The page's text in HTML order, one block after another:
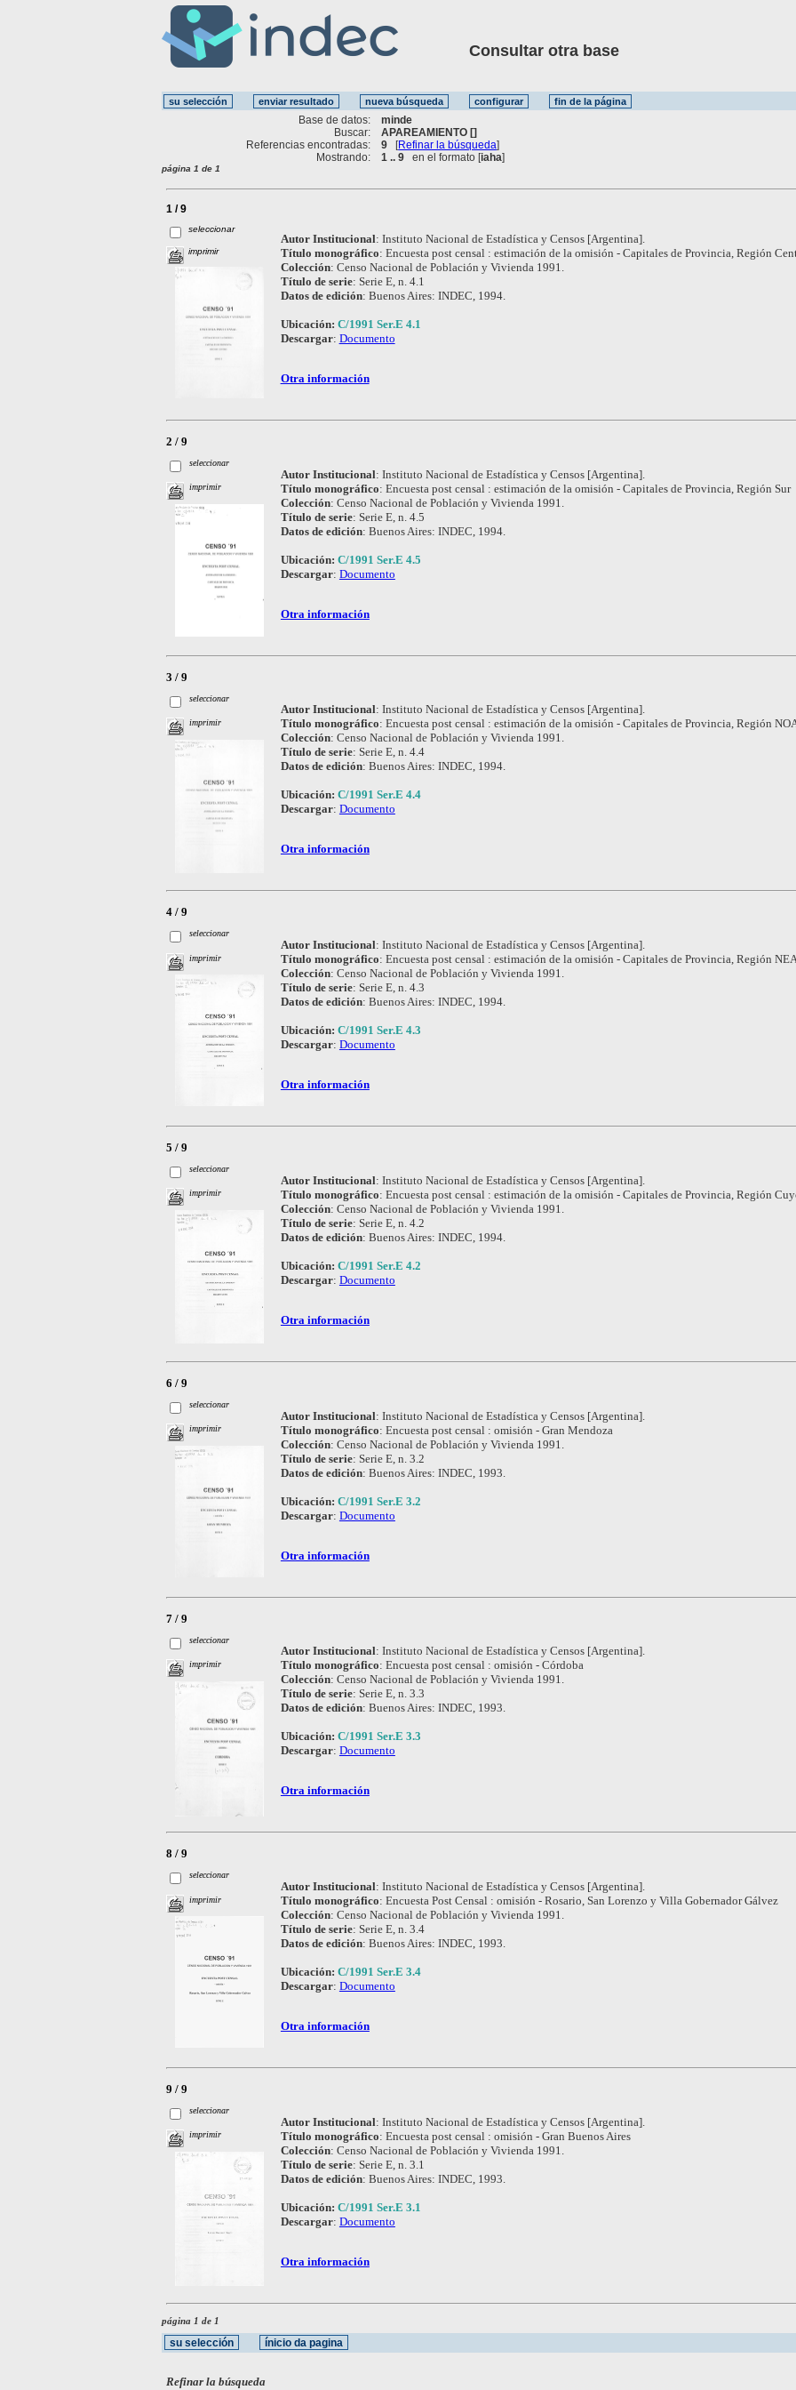
Consultar otra base
Base de datos:
minde
Buscar:
APAREAMIENTO []
Referencias encontradas:
9 [Refinar la búsqueda]
Mostrando:
1 .. 9 en el formato [iaha]
página 1 de 1
1 / 9
seleccionar
imprimir
Autor Institucional: Instituto Nacional de Estadística y Censos [Argentina].
Título monográfico: Encuesta post censal : estimación de la omisión - Capitales de Provincia, Región
Colección: Censo Nacional de Población y Vivienda 1991.
Título de serie: Serie E, n. 4.1
Datos de edición: Buenos Aires: INDEC, 1994.
Ubicación: C/1991 Ser.E 4.1
Descargar: Documento
Otra información
2 / 9
seleccionar
imprimir
Autor Institucional: Instituto Nacional de Estadística y Censos [Argentina].
Título monográfico: Encuesta post censal : estimación de la omisión - Capitales de Provincia, Región Sur
Colección: Censo Nacional de Población y Vivienda 1991.
Título de serie: Serie E, n. 4.5
Datos de edición: Buenos Aires: INDEC, 1994.
Ubicación: C/1991 Ser.E 4.5
Descargar: Documento
Otra información
3 / 9
seleccionar
imprimir
Autor Institucional: Instituto Nacional de Estadística y Censos [Argentina].
Título monográfico: Encuesta post censal : estimación de la omisión - Capitales de Provincia, Región
Colección: Censo Nacional de Población y Vivienda 1991.
Título de serie: Serie E, n. 4.4
Datos de edición: Buenos Aires: INDEC, 1994.
Ubicación: C/1991 Ser.E 4.4
Descargar: Documento
Otra información
4 / 9
seleccionar
imprimir
Autor Institucional: Instituto Nacional de Estadística y Censos [Argentina].
Título monográfico: Encuesta post censal : estimación de la omisión - Capitales de Provincia, Región
Colección: Censo Nacional de Población y Vivienda 1991.
Título de serie: Serie E, n. 4.3
Datos de edición: Buenos Aires: INDEC, 1994.
Ubicación: C/1991 Ser.E 4.3
Descargar: Documento
Otra información
5 / 9
seleccionar
imprimir
Autor Institucional: Instituto Nacional de Estadística y Censos [Argentina].
Título monográfico: Encuesta post censal : estimación de la omisión - Capitales de Provincia, Región
Colección: Censo Nacional de Población y Vivienda 1991.
Título de serie: Serie E, n. 4.2
Datos de edición: Buenos Aires: INDEC, 1994.
Ubicación: C/1991 Ser.E 4.2
Descargar: Documento
Otra información
6 / 9
seleccionar
imprimir
Autor Institucional: Instituto Nacional de Estadística y Censos [Argentina].
Título monográfico: Encuesta post censal : omisión - Gran Mendoza
Colección: Censo Nacional de Población y Vivienda 1991.
Título de serie: Serie E, n. 3.2
Datos de edición: Buenos Aires: INDEC, 1993.
Ubicación: C/1991 Ser.E 3.2
Descargar: Documento
Otra información
7 / 9
seleccionar
imprimir
Autor Institucional: Instituto Nacional de Estadística y Censos [Argentina].
Título monográfico: Encuesta post censal : omisión - Córdoba
Colección: Censo Nacional de Población y Vivienda 1991.
Título de serie: Serie E, n. 3.3
Datos de edición: Buenos Aires: INDEC, 1993.
Ubicación: C/1991 Ser.E 3.3
Descargar: Documento
Otra información
8 / 9
seleccionar
imprimir
Autor Institucional: Instituto Nacional de Estadística y Censos [Argentina].
Título monográfico: Encuesta Post Censal : omisión - Rosario, San Lorenzo y Villa Gobernador Gálvez
Colección: Censo Nacional de Población y Vivienda 1991.
Título de serie: Serie E, n. 3.4
Datos de edición: Buenos Aires: INDEC, 1993.
Ubicación: C/1991 Ser.E 3.4
Descargar: Documento
Otra información
9 / 9
seleccionar
imprimir
Autor Institucional: Instituto Nacional de Estadística y Censos [Argentina].
Título monográfico: Encuesta post censal : omisión - Gran Buenos Aires
Colección: Censo Nacional de Población y Vivienda 1991.
Título de serie: Serie E, n. 3.1
Datos de edición: Buenos Aires: INDEC, 1993.
Ubicación: C/1991 Ser.E 3.1
Descargar: Documento
Otra información
página 1 de 1
Refinar la búsqueda